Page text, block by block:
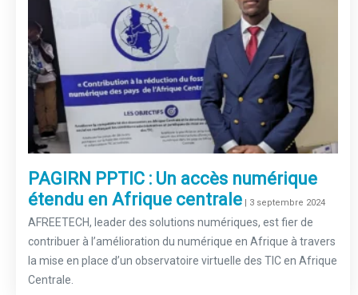
PAGIRN PPTIC : Un accès numérique
étendu en Afrique centrale | 3 septembre 2024
AFREETECH, leader des solutions numériques, est fier de
contribuer à l’amélioration du numérique en Afrique à travers
la mise en place d’un observatoire virtuelle des TIC en Afrique
Centrale.